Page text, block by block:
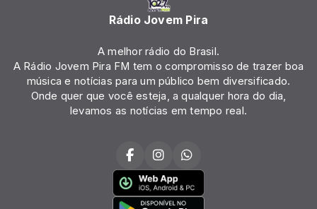
Rádio Jovem Pira
A melhor rádio do Brasil.
A Rádio Jovem Pira FM tem o compromisso de trazer boa
música e notícias para um público bem diversificado.
Onde quer que você esteja, a qualquer hora do dia,
levamos as notícias em tempo real.